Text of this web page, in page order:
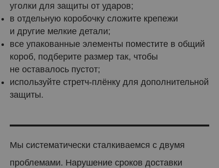
уголки для защиты от ударов;
в отдельную коробочку сложите крепежи
и другие мелкие детали;
все упакованные элементы поместите в общий
короб, подберите размер так, чтобы
не оставалось пустот;
используйте стретч-плёнку для дополнительной
защиты.
Мы систематически сталкиваемся с двумя
проблемами. Нарушение сроков доставки